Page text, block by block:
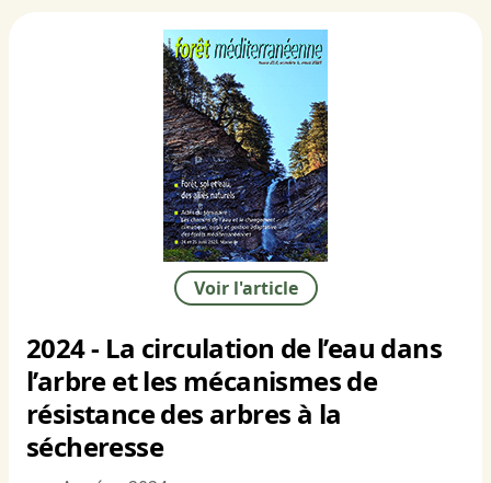
Voir l'article
2024 - La circulation de l’eau dans
l’arbre et les mécanismes de
résistance des arbres à la
sécheresse